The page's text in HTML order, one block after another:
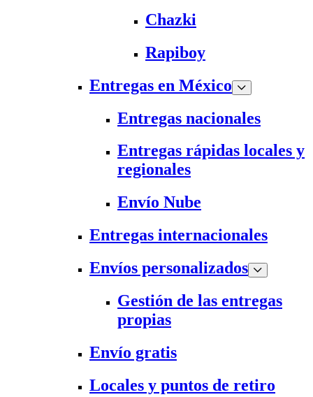
Chazki
Rapiboy
Entregas en México
Entregas nacionales
Entregas rápidas locales y
regionales
Envío Nube
Entregas internacionales
Envíos personalizados
Gestión de las entregas
propias
Envío gratis
Locales y puntos de retiro